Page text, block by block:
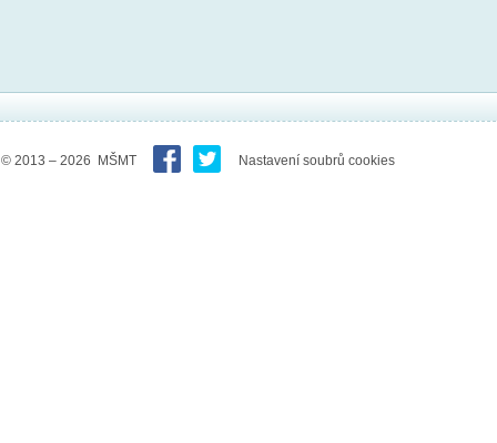
© 2013 – 2026 MŠMT Nastavení soubrů cookies